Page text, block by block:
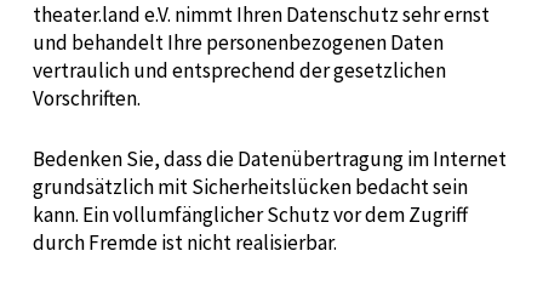
theater.land e.V. nimmt Ihren Datenschutz sehr ernst
und behandelt Ihre personenbezogenen Daten
vertraulich und entsprechend der gesetzlichen
Vorschriften.
Bedenken Sie, dass die Datenübertragung im Internet
grundsätzlich mit Sicherheitslücken bedacht sein
kann. Ein vollumfänglicher Schutz vor dem Zugriff
durch Fremde ist nicht realisierbar.